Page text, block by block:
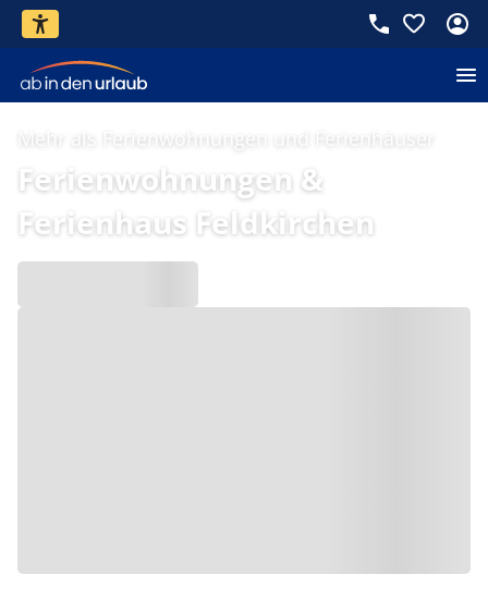
Mehr als Ferienwohnungen und Ferienhäuser
Ferienwohnungen &
Ferienhaus Feldkirchen